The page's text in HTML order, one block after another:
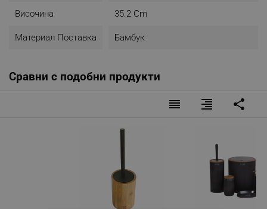
Височина 35.2 Cm
Материал Поставка Бамбук
Сравни с подобни продукти
reorder format_align_right share